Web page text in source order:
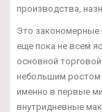
производства,
Это закономерные
еще пока не всем
основной торговой
небольшим ростом
именно в первые
внутридневные